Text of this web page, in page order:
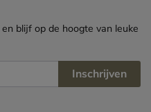
en blijf op de hoogte van leuke
Inschrijven